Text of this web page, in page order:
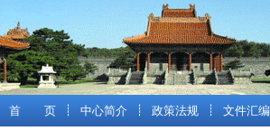
首 页 ┊ 中心简介 ┊ 政策法规 ┊ 文件汇编